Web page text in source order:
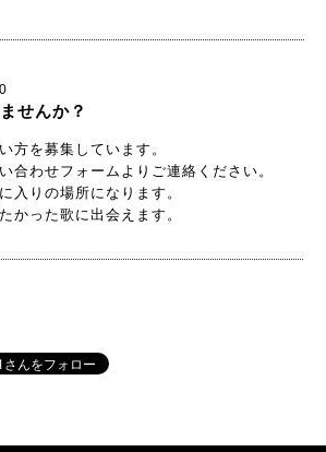
せんか？
方を募集しています。
合わせフォームよりご連絡ください。
入りの場所になります。
かった歌に出会えます。